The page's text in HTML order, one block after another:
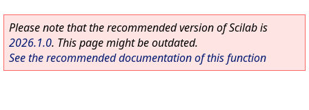
Please note that the recommended version of Scilab is
2026.1.0. This page might be outdated.
See the recommended documentation of this function